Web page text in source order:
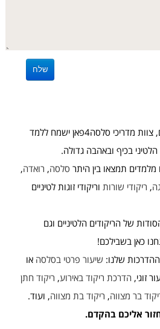
עם ניסיון של מעל 10 שנים, צוות מדריכי סלסה4פאן ישמח ללמד
בכיף ובאהבה גדולה.
תמצאו בין היתר סלסה, רואדה,
, ריקודי שורותוריקודי זוגות לטיניים
של הריקודים הלטיניים וגם
כאן בשבילכם!
שלנו: שיעור פרטי בסלסה או
זוגי, הדרכת ריקוד באירוע, ריקוד חתן
בר מצווה, ריקוד בת מצווה, ועוד.
אליכם בהקדם.